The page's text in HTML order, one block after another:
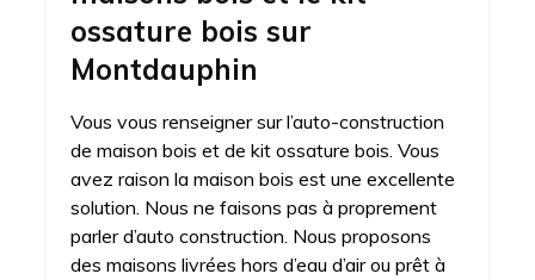
ossature bois sur
Montdauphin
Vous vous renseigner sur l’auto-construction
de maison bois et de kit ossature bois. Vous
avez raison la maison bois est une excellente
solution. Nous ne faisons pas à proprement
parler d’auto construction. Nous proposons
des maisons livrées hors d’eau d’air ou prêt à